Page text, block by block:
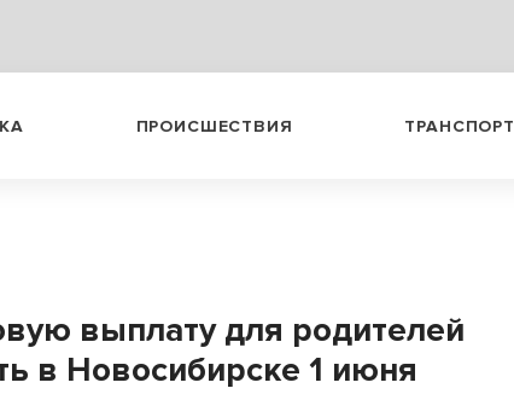
ПРОИСШЕСТВИЯ ТРАНСПОРТ
выплату для родителей
в Новосибирске 1 июня